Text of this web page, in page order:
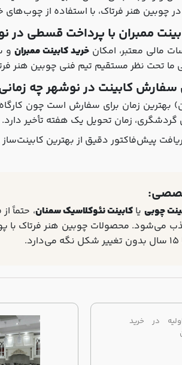
هنر فرتاک، با استفاده از چوب‌های
ممبران با پرداخت قسطی در
مالی معتبر، امکان خرید کابینت ممبرانو
تحت نظر مستقیم تیم فنی چوبین هنر
سفارش کابینت در نوشهر چه
بهترین زمان برای سفارش است چون
زمان تحویل یک هفته تأخیر دارد.
پیش‌فاکتور دقیق از بهترین
چوبی یا کابینت نئوکلاسیک سمنان